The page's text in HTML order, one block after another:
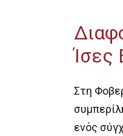
Ίσες
Στη
ενός